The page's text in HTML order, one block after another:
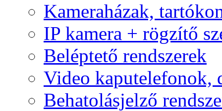
Kameraházak,
IP kamera + rögzítő
Beléptető rendszerek
Video kaputelefonok,
Behatolásjelző